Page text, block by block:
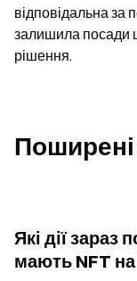
відповідальна за
залишила посади
рішення.
Які дії зараз
мають NFT на